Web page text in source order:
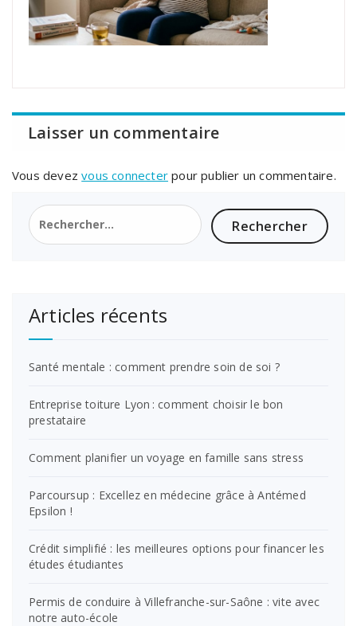
Laisser un commentaire
Vous devezvous connecter pour publier un commentaire.
Rechercher :
Articles récents
Santé mentale : comment prendre soin de soi ?
Entreprise toiture Lyon : comment choisir le bon
prestataire
Comment planifier un voyage en famille sans stress
Parcoursup : Excellez en médecine grâce à Antémed
Epsilon !
Crédit simplifié : les meilleures options pour financer les
études étudiantes
Permis de conduire à Villefranche-sur-Saône : vite avec
notre auto-école